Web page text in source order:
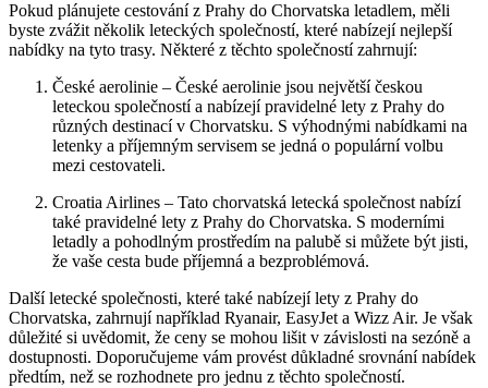
Pokud plánujete cestování z Prahy do Chorvatska letadlem, měli
byste zvážit několik leteckých společností, které nabízejí nejlepší
nabídky na tyto trasy. Některé z těchto společností zahrnují:
České aerolinie – České aerolinie jsou největší českou
leteckou společností a nabízejí pravidelné lety z Prahy do
různých destinací v Chorvatsku. S výhodnými nabídkami na
letenky a příjemným servisem se jedná o populární volbu
mezi cestovateli.
Croatia Airlines – Tato chorvatská letecká společnost nabízí
také pravidelné lety z Prahy do Chorvatska. S moderními
letadly a pohodlným prostředím na palubě si můžete být jisti,
že vaše cesta bude příjemná a bezproblémová.
Další letecké společnosti, které také nabízejí lety z Prahy do
Chorvatska, zahrnují například Ryanair, EasyJet a Wizz Air. Je však
důležité si uvědomit, že ceny se mohou lišit v závislosti na sezóně a
dostupnosti. Doporučujeme vám provést důkladné srovnání nabídek
předtím, než se rozhodnete pro jednu z těchto společností.